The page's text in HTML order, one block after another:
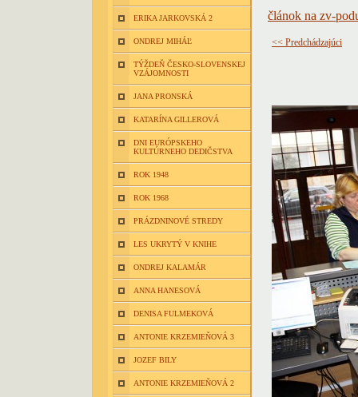
ERIKA JARKOVSKÁ 2
ONDREJ MIHÁĽ
TÝŽDEŇ ČESKO-SLOVENSKEJ
VZÁJOMNOSTI
JANA PRONSKÁ
KATARÍNA GILLEROVÁ
DNI EURÓPSKEHO
KULTÚRNEHO DEDIČSTVA
ROK 1948
ROK 1968
PRÁZDNINOVÉ STREDY
LES UKRYTÝ V KNIHE
ONDREJ KALAMÁR
ANNA HANESOVÁ
DENISA FULMEKOVÁ
ANTONIE KRZEMIEŇOVÁ 3
JOZEF BILY
ANTONIE KRZEMIEŇOVÁ 2
článok na zv-
<< Predchádzajúci